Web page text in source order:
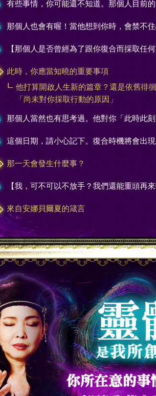
有些事情，你可能還不知道。那個人目前的
那個人也會有喔！當他想到你時，會禁不
【那個人是否曾經為了跟你復合而採取任何
此時，你應當知曉的重要事項
他打算開啟人生新的篇章？還是依舊徘
「尚未對你採取行動的原因」
那個人當然也有思考過。他對你「此時此刻
這個日期，請小心記下。復合時機將會出
那一天會發生什麼事？
【我，可不可以不放手？我們還能重頭再來
來自安娜貝爾夏的箴言